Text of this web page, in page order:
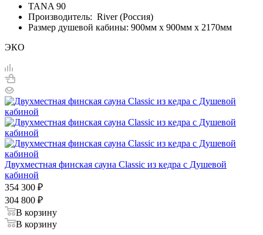
TANA 90
Производитель: River (Россия)
Размер душевой кабины: 900мм х 900мм х 2170мм
ЭКО
Двухместная финская сауна Classic из кедра с Душевой
кабиной
354 300 ₽
304 800 ₽
В корзину
В корзину